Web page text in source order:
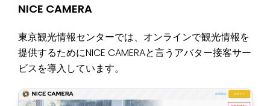
NICE CAMERA
東京観光情報センターでは、オンラインで観光情報を
提供するためにNICE CAMERAと言うアバター接客サー
ビスを導入しています。